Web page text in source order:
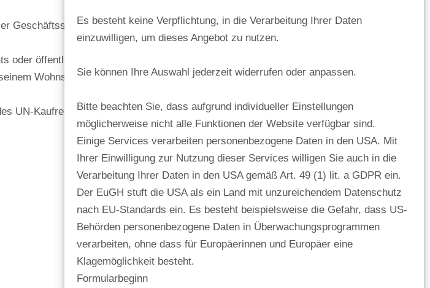
Es besteht keine Verpflichtung, in die Verarbeitung Ihrer Daten
einzuwilligen, um dieses Angebot zu nutzen.
Sie können Ihre Auswahl jederzeit widerrufen oder anpassen.
Bitte beachten Sie, dass aufgrund individueller Einstellungen
möglicherweise nicht alle Funktionen der Website verfügbar sind.
Einige Services verarbeiten personenbezogene Daten in den USA. Mit
Ihrer Einwilligung zur Nutzung dieser Services willigen Sie auch in die
Verarbeitung Ihrer Daten in den USA gemäß Art. 49 (1) lit. a GDPR ein.
Der EuGH stuft die USA als ein Land mit unzureichendem Datenschutz
nach EU-Standards ein. Es besteht beispielsweise die Gefahr, dass US-
Behörden personenbezogene Daten in Überwachungsprogrammen
verarbeiten, ohne dass für Europäerinnen und Europäer eine
Klagemöglichkeit besteht.
Formularbeginn
Geschäftssitz Erfüllungsort.
oder öffentlich-rechtliches Sondervermögen ist, ist unser Geschäftssitz
Wohnsitzgericht zu verklagen.
UN-Kaufrechts.